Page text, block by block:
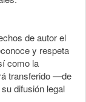
de autor el
y respeta
como la
transferido —de
difusión legal